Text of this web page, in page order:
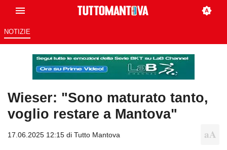
NOTIZIE
Wieser: "Sono maturato tanto,
voglio restare a Mantova"
17.06.2025 12:15 di Tutto Mantova